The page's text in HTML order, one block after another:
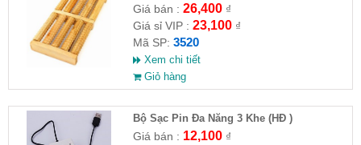
Giá bán : 26,400₫
Giá sỉ VIP : 23,100₫
Mã SP: 3520
Xem chi tiết
Giỏ hàng
Bộ Sạc Pin Đa Năng 3 Khe (HĐ )
Giá bán : 12,100₫